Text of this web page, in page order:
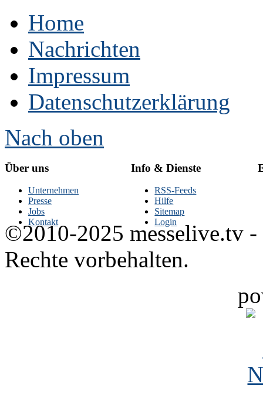
Home
Nachrichten
Impressum
Datenschutzerklärung
Nach oben
Über uns
Unternehmen
Presse
Jobs
Kontakt
Info & Dienste
RSS-Feeds
Hilfe
Sitemap
Login
©2010-2025 messelive.tv -
Rechte vorbehalten.